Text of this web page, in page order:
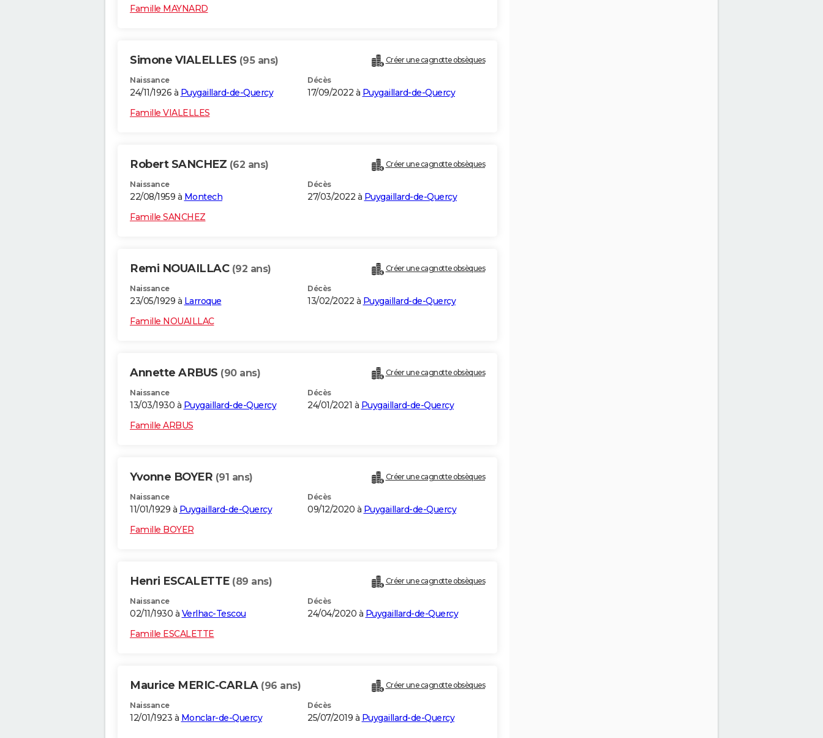
Famille MAYNARD
Simone VIALELLES (95 ans) Créer une cagnotte obsèques
Naissance
24/11/1926 à Puygaillard-de-Quercy
Décès
17/09/2022 à Puygaillard-de-Quercy
Famille VIALELLES
Robert SANCHEZ (62 ans) Créer une cagnotte obsèques
Naissance
22/08/1959 à Montech
Décès
27/03/2022 à Puygaillard-de-Quercy
Famille SANCHEZ
Remi NOUAILLAC (92 ans) Créer une cagnotte obsèques
Naissance
23/05/1929 à Larroque
Décès
13/02/2022 à Puygaillard-de-Quercy
Famille NOUAILLAC
Annette ARBUS (90 ans) Créer une cagnotte obsèques
Naissance
13/03/1930 à Puygaillard-de-Quercy
Décès
24/01/2021 à Puygaillard-de-Quercy
Famille ARBUS
Yvonne BOYER (91 ans) Créer une cagnotte obsèques
Naissance
11/01/1929 à Puygaillard-de-Quercy
Décès
09/12/2020 à Puygaillard-de-Quercy
Famille BOYER
Henri ESCALETTE (89 ans) Créer une cagnotte obsèques
Naissance
02/11/1930 à Verlhac-Tescou
Décès
24/04/2020 à Puygaillard-de-Quercy
Famille ESCALETTE
Maurice MERIC-CARLA (96 ans) Créer une cagnotte obsèques
Naissance
12/01/1923 à Monclar-de-Quercy
Décès
25/07/2019 à Puygaillard-de-Quercy